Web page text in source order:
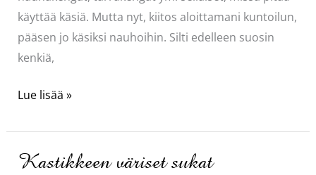
käyttää käsiä. Mutta nyt, kiitos aloittamani kuntoilun,
pääsen jo käsiksi nauhoihin. Silti edelleen suosin
kenkiä,
Ihanat
Lue lisää »
Kastikkeen väriset sukat